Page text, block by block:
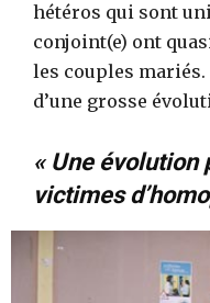
hétéros qui sont
conjoint(e) ont
les couples
d’une grosse
« Une évolution
victimes